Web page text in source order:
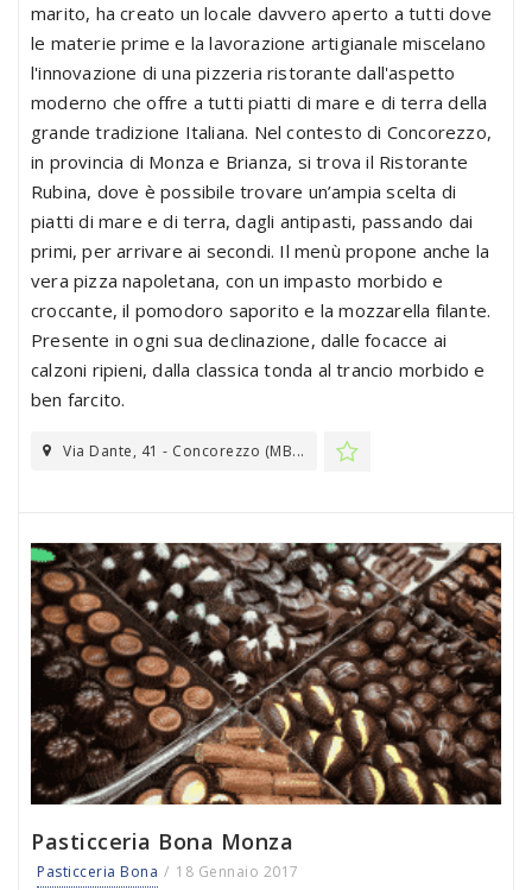
marito, ha creato un locale davvero aperto a tutti dove
le materie prime e la lavorazione artigianale miscelano
l'innovazione di una pizzeria ristorante dall'aspetto
moderno che offre a tutti piatti di mare e di terra della
grande tradizione Italiana. Nel contesto di Concorezzo,
in provincia di Monza e Brianza, si trova il Ristorante
Rubina, dove è possibile trovare un’ampia scelta di
piatti di mare e di terra, dagli antipasti, passando dai
primi, per arrivare ai secondi. Il menù propone anche la
vera pizza napoletana, con un impasto morbido e
croccante, il pomodoro saporito e la mozzarella filante.
Presente in ogni sua declinazione, dalle focacce ai
calzoni ripieni, dalla classica tonda al trancio morbido e
ben farcito.
Via Dante, 41 - Concorezzo (MB...
Pasticceria Bona Monza
Pasticceria Bona 18 Gennaio 2017